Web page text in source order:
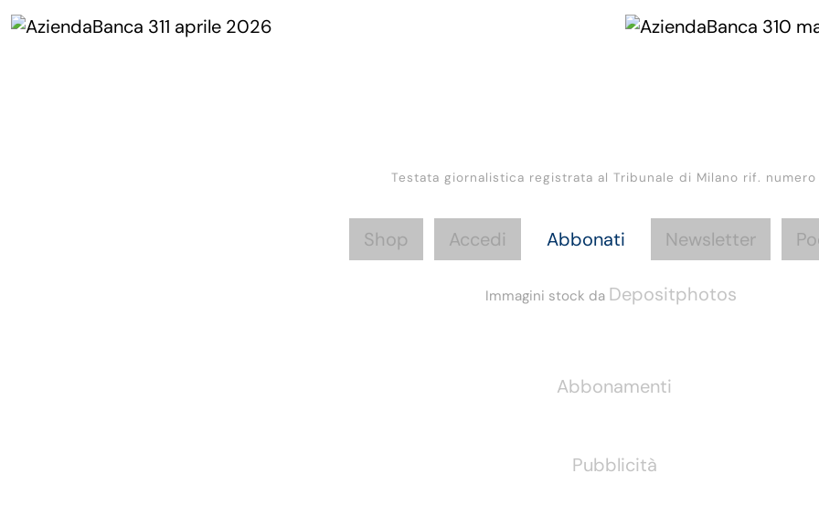
Testata giornalistica registrata al Tribunale di Milano rif. numero
Shop Accedi Abbonati Newsletter
Immagini stock da Depositphotos
Abbonamenti
Pubblicità